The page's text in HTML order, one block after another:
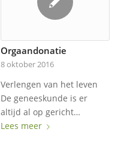
Orgaandonatie
8 oktober 2016
Verlengen van het leven
De geneeskunde is er
altijd al op gericht…
Lees meer